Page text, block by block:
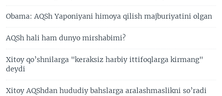
Obama: AQSh Yaponiyani himoya qilish majburiyatini olgan
AQSh hali ham dunyo mirshabimi?
Xitoy qo’shnilarga "keraksiz harbiy ittifoqlarga kirmang"
deydi
Xitoy AQShdan hududiy bahslarga aralashmaslikni so’radi